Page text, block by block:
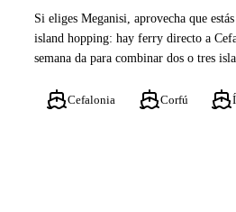
Si eliges Meganisi, aprovecha que
island hopping: hay ferry directo a
semana da para combinar dos o tres
Cefalonia Corfú